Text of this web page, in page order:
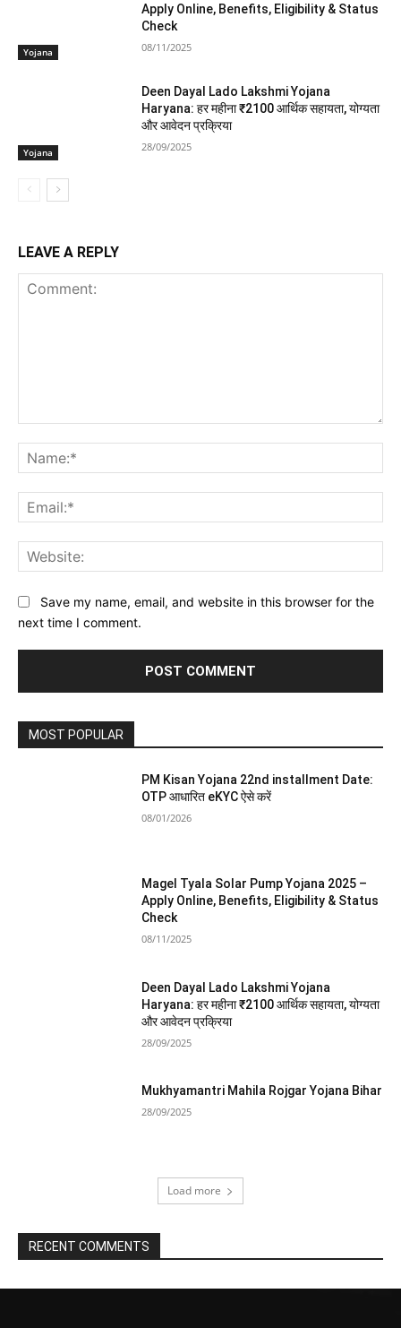
Yojana
Apply Online, Benefits, Eligibility & Status
Check
08/11/2025
Yojana
Deen Dayal Lado Lakshmi Yojana
Haryana: हर महीना ₹2100 आर्थिक सहायता, योग्यता
और आवेदन प्रक्रिया
28/09/2025
LEAVE A REPLY
Save my name, email, and website in this browser for the
next time I comment.
MOST POPULAR
PM Kisan Yojana 22nd installment Date:
OTP आधारित eKYC ऐसे करें
08/01/2026
Magel Tyala Solar Pump Yojana 2025 –
Apply Online, Benefits, Eligibility & Status
Check
08/11/2025
Deen Dayal Lado Lakshmi Yojana
Haryana: हर महीना ₹2100 आर्थिक सहायता, योग्यता
और आवेदन प्रक्रिया
28/09/2025
Mukhyamantri Mahila Rojgar Yojana Bihar
28/09/2025
Load more
RECENT COMMENTS